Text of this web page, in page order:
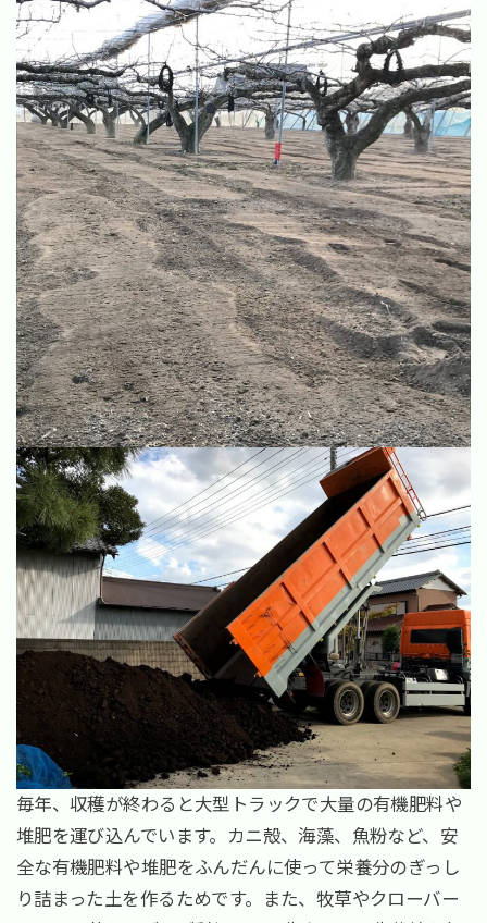
毎年、収穫が終わると大型トラックで大量の有機肥料や
堆肥を運び込んでいます。カニ殻、海藻、魚粉など、安
全な有機肥料や堆肥をふんだんに使って栄養分のぎっし
り詰まった土を作るためです。また、牧草やクローバー